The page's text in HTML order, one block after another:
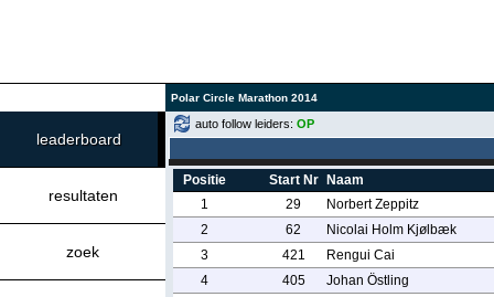
Polar Circle Marathon 2014
leaderboard
resultaten
zoek
auto follow leiders: OP
Positie Start Nr
Naam
1
29
Norbert Zeppitz
2
62
Nicolai Holm Kjølbæk
3
421
Rengui Cai
4
405
Johan Östling